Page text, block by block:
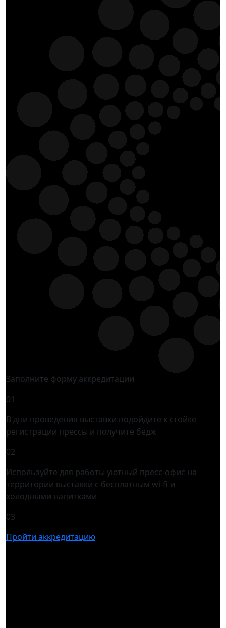
Заполните форму аккредитации
01
В дни проведения выставки подойдите к стойке
регистрации прессы и получите бедж
02
Используйте для работы уютный пресс-офис на
территории выставки с бесплатным wi-fi и
холодными напитками
03
Пройти аккредитацию